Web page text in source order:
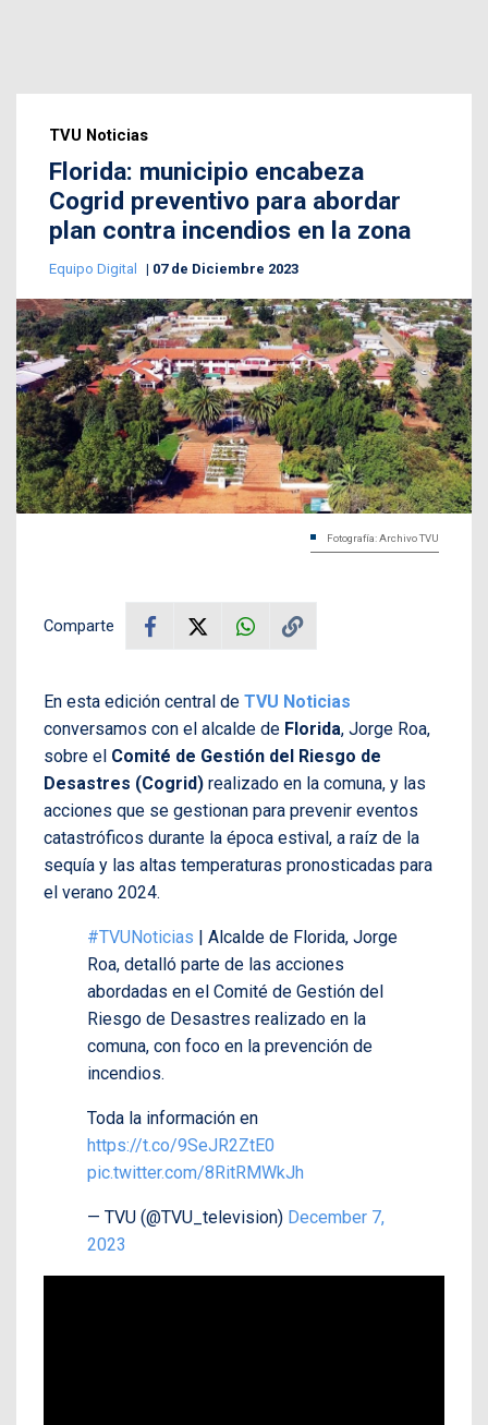
TVU Noticias
Florida: municipio encabeza
Cogrid preventivo para abordar
plan contra incendios en la zona
Equipo Digital 07 de Diciembre 2023
Fotografía: Archivo TVU
Comparte
En esta edición central de TVU Noticias
conversamos con el alcalde de Florida, Jorge Roa,
sobre el Comité de Gestión del Riesgo de
Desastres (Cogrid) realizado en la comuna, y las
acciones que se gestionan para prevenir eventos
catastróficos durante la época estival, a raíz de la
sequía y las altas temperaturas pronosticadas para
el verano 2024.
#TVUNoticias | Alcalde de Florida, Jorge
Roa, detalló parte de las acciones
abordadas en el Comité de Gestión del
Riesgo de Desastres realizado en la
comuna, con foco en la prevención de
incendios.
Toda la información en
https://t.co/9SeJR2ZtE0
pic.twitter.com/8RitRMWkJh
— TVU (@TVU_television) December 7,
2023